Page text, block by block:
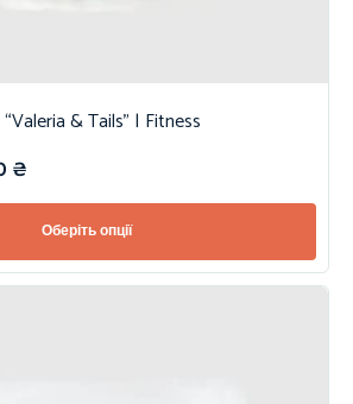
& Tails” | Fitness
₴
Оберіть опції